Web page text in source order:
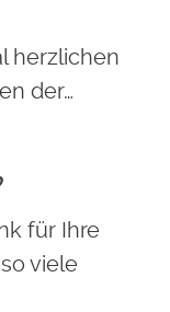
herzlichen
der…
für Ihre
viele